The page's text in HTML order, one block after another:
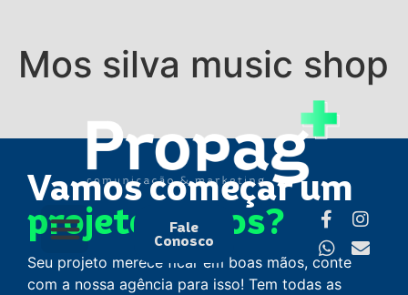
Fale
Conosco
Mos silva music shop
Vamos começar um
projeto juntos?
Seu projeto merece ficar em boas mãos, conte
com a nossa agência para isso! Tem todas as